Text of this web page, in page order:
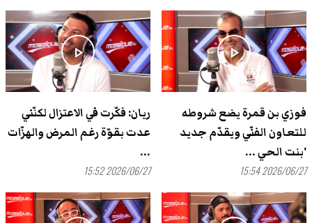
play_arrow
فوزي بن قمرة يضع شروطه
للتعاون الفنّي ويقدّم جديد
'بنت الحي ...
2026/06/27 15:54
play_arrow
ريان: فكّرت في الاعتزال لكنّني
عدت بقوّة رغم المرض والهزّات
...
2026/06/27 15:52